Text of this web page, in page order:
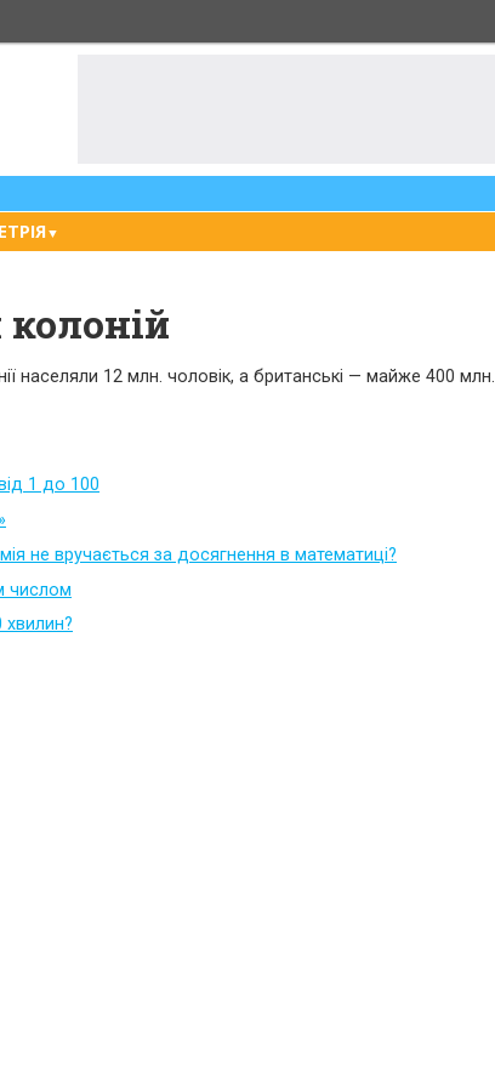
▼
населяли 12 млн. чоловік, а британські — майже 400 млн.
1 до 100
не вручається за досягнення в математиці?
числом
хвилин?